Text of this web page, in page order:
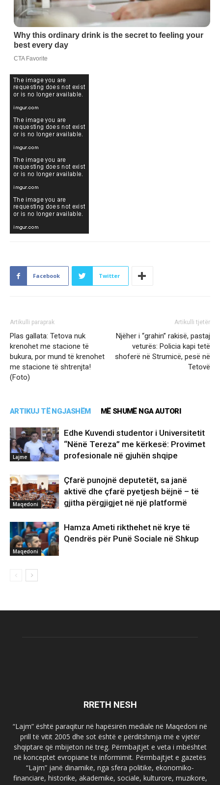
Facebook Twitter
Artikulli paraprak
Plas gallata: Tetova nuk
krenohet me stacione të
bukura, por mund të krenohet
me stacione të shtrenjta!
(Foto)
Artikulli tjetër
Njëher i “grahin” rakisë, pastaj
veturës: Policia kapi tetë
shoferë në Strumicë, pesë në
Tetovë
ARTIKUJ TË NGJASHËM MË SHUMË NGA AUTORI
Lajme
Edhe Kuvendi studentor i Universitetit
“Nënë Tereza” me kërkesë: Provimet
profesionale në gjuhën shqipe
Maqedoni
Çfarë punojnë deputetët, sa janë
aktivë dhe çfarë pyetjesh bëjnë – të
gjitha përgjigjet në një platformë
Maqedoni
Hamza Ameti rikthehet në krye të
Qendrës për Punë Sociale në Shkup
RRETH NESH
“Lajm” është paraqitur në hapësirën mediale në Maqedoni në
prill të vitit 2005 dhe sot është e përditshmja më e vjetër
shqiptare që mbijeton në treg. Përmbajtjet e veta i mbështet
në konceptet evropiane të informimit. Përmbajtjet e gazetës
“Lajm” janë dinamike, nga sfera politike, ekonomiko-
financiare, historike, akademike, sociale, kulturore, muzikore,